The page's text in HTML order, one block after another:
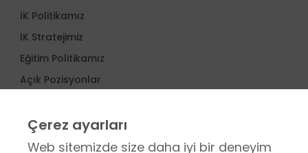
Çerez ayarları
Web sitemizde size daha iyi bir deneyim
İK Politikamız
İK Stratejimiz
Eğitim Politikamız
Açık Pozisyonlar
KURUMSAL